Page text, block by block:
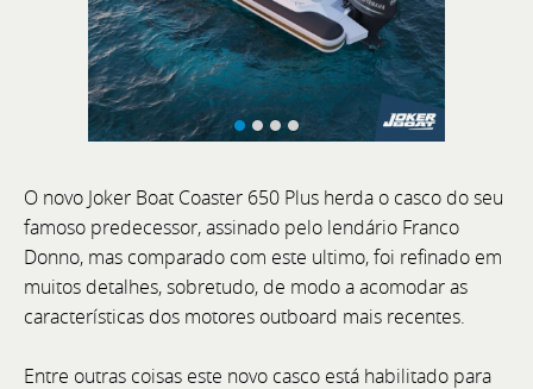
Cannes Yachting Festival 2026
De 8 a 13 de setembro, visite a Bellini Yacht, Greenline
Yachts e Joker Boat com o acompanhamento
O novo Joker Boat Coaster 650 Plus herda o casco do seu
famoso predecessor, assinado pelo lendário Franco
Donno, mas comparado com este ultimo, foi refinado em
muitos detalhes, sobretudo, de modo a acomodar as
características dos motores outboard mais recentes.
Entre outras coisas este novo casco está habilitado para